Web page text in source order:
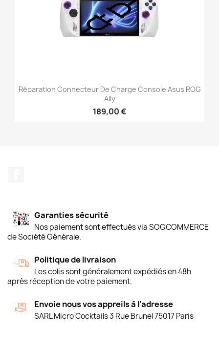
Réparation Connecteur De Charge Console Asus ROG
Ally
189,00 €
Garanties sécurité
Nos paiement sont effectués via SOGCOMMERCE
de Société Générale.
Politique de livraison
Les colis sont généralement expédiés en 48h
après réception de votre paiement.
Envoie nous vos appreils à l'adresse
SARL Micro Cocktails 3 Rue Brunel 75017 Paris